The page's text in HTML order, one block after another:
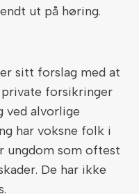
ut på høring.
sitt forslag med at
forsikringer
ved alvorlige
har voksne folk i
ungdom som oftest
De har ikke